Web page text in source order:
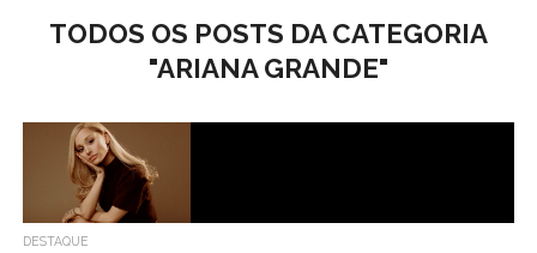
TODOS OS POSTS DA CATEGORIA
"ARIANA GRANDE"
DESTAQUE